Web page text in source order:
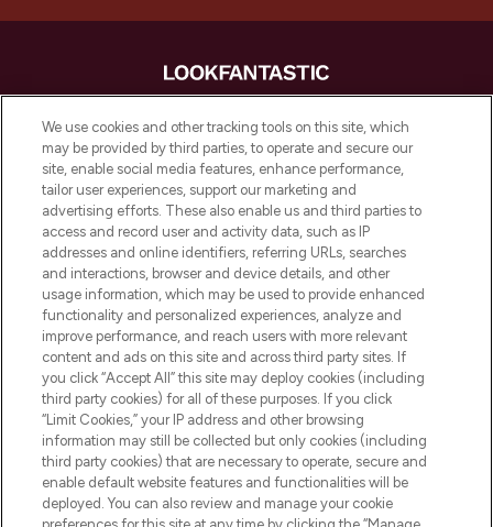
LOOKFANTASTIC is de ultieme online
beautybestemming van Europa, met de
beste huidverzorging, haarproducten en
make-up van meer dan 200 topmerken.
Shop online of via de app, met gratis
verzending vanaf €40.
Cookie-toestemming
Do Not Sell or Share My Personal
Information
HELP & INFORMATIE
BEDRIJFSINFORMATIE
OVER LOOKFANTASTIC
We use cookies and other tracking tools on this site, which
may be provided by third parties, to operate and secure our
site, enable social media features, enhance performance,
tailor user experiences, support our marketing and
advertising efforts. These also enable us and third parties to
access and record user and activity data, such as IP
addresses and online identifiers, referring URLs, searches
and interactions, browser and device details, and other
usage information, which may be used to provide enhanced
functionality and personalized experiences, analyze and
improve performance, and reach users with more relevant
content and ads on this site and across third party sites. If
you click “Accept All” this site may deploy cookies (including
third party cookies) for all of these purposes. If you click
“Limit Cookies,” your IP address and other browsing
information may still be collected but only cookies (including
third party cookies) that are necessary to operate, secure and
enable default website features and functionalities will be
deployed. You can also review and manage your cookie